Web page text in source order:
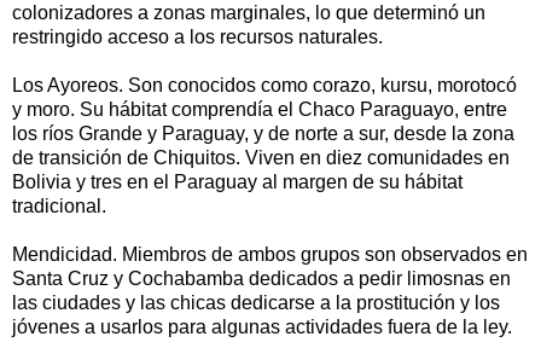
colonizadores a zonas marginales, lo que determinó un
restringido acceso a los recursos naturales.
Los Ayoreos. Son conocidos como corazo, kursu, morotocó
y moro. Su hábitat comprendía el Chaco Paraguayo, entre
los ríos Grande y Paraguay, y de norte a sur, desde la zona
de transición de Chiquitos. Viven en diez comunidades en
Bolivia y tres en el Paraguay al margen de su hábitat
tradicional.
Mendicidad. Miembros de ambos grupos son observados en
Santa Cruz y Cochabamba dedicados a pedir limosnas en
las ciudades y las chicas dedicarse a la prostitución y los
jóvenes a usarlos para algunas actividades fuera de la ley.